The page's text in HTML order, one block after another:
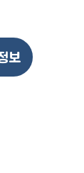
보